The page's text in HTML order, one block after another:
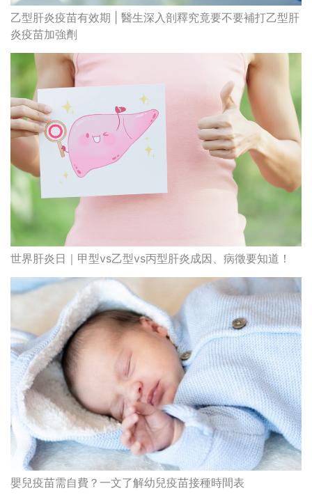
乙型肝炎疫苗有效期 | 醫生深入剖釋究竟要不要補打乙型肝
炎疫苗加強劑
世界肝炎日｜甲型vs乙型vs丙型肝炎成因、病徵要知道！
嬰兒疫苗需自費？一文了解幼兒疫苗接種時間表